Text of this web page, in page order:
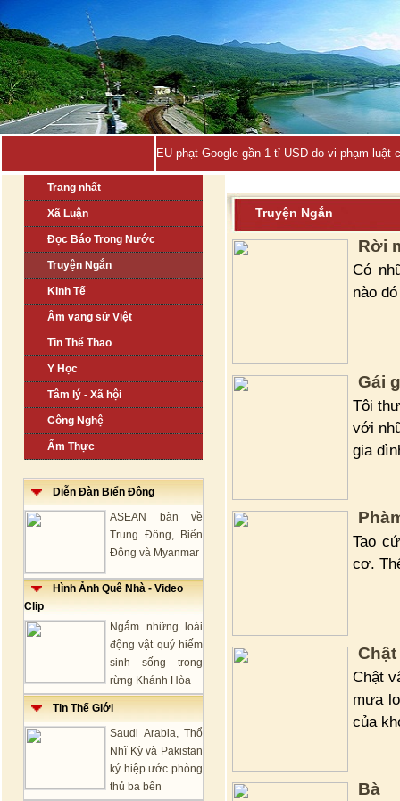
EU phạt Google gần 1 tỉ USD do vi phạm luật
Trang nhất
Xã Luận
Đọc Báo Trong Nước
Truyện Ngắn
Kinh Tế
Âm vang sử Việt
Tin Thể Thao
Y Học
Tâm lý - Xã hội
Công Nghệ
Ẩm Thực
Diễn Đàn Biển Đông
ASEAN bàn về
Trung Đông, Biển
Đông và Myanmar
Hình Ảnh Quê Nhà - Video
Clip
Ngắm những loài
động vật quý hiếm
sinh sống trong
rừng Khánh Hòa
Tin Thế Giới
Saudi Arabia, Thổ
Nhĩ Kỳ và Pakistan
ký hiệp ước phòng
thủ ba bên
Truyện Ngắn
Rời
Có
nào
Gái
Tôi
với
gia
Tao
cơ.
Chật
mưa
của
Bà